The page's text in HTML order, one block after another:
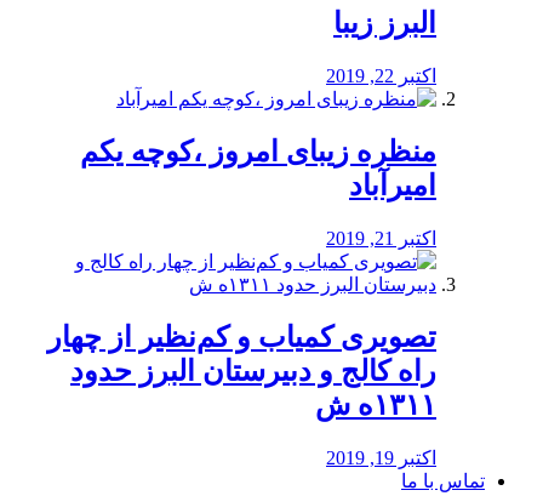
البرز زیبا
اکتبر 22, 2019
منظره‌‌ زیبای امروز ،کوچه یکم
امیرآباد
اکتبر 21, 2019
️تصویری کمیاب و کم‌نظیر از چهار
راه كالج و دبيرستان البرز حدود
۱۳۱۱ه ش
اکتبر 19, 2019
تماس با ما